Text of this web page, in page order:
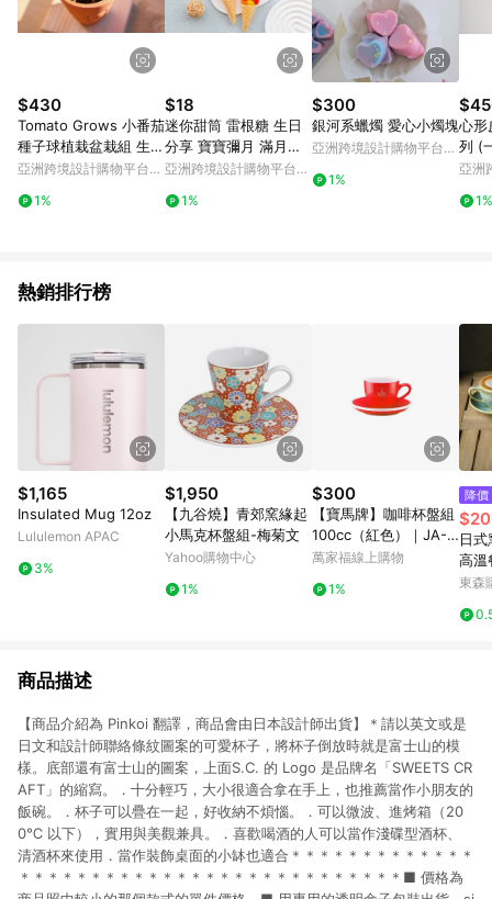
Pinkoi 購物商品資訊頁及購物車標示為準。 10. 點數紅包使用規
則請以點數紅包活動說明為準。 11. 若於 LINE 購物前往 Pinkoi
頁面後才首次下載 Pinkoi APP 並完成訂單，不符合導購資格；承
上，首次下載 Pinkoi APP 後，需透過 LINE 購物前往 Pinkoi 頁
面，方享導購資格。
$430
Tomato Grows 小番茄
種子球植栽盆栽組 生日
禮/感謝禮/畢業禮
亞洲跨境設計購物平台
1%
$18
迷你甜筒 雷根糖 生日
分享 寶寶彌月 滿月宴
工商禮品 活動贈品
亞洲跨境設計購物平台
1%
$300
銀河系蠟燭 愛心小燭塊
亞洲跨境設計購物平台
1%
心形
列 (
亞洲
1%
熱銷排行榜
$1,165
Insulated Mug 12oz
Lululemon APAC
3%
$1,950
【九谷燒】青郊窯緣起
小馬克杯盤組-梅菊文
Yahoo購物中心
1%
$300
【寶馬牌】咖啡杯盤組
100cc（紅色）｜JA-C
100-SET-R
萬家福線上購物
1%
降價
日
高溫
杯宿
東森
商品描述
【商品介紹為 Pinkoi 翻譯，商品會由日本設計師出貨】＊請以英文或是
日文和設計師聯絡條紋圖案的可愛杯子，將杯子倒放時就是富士山的模
樣。底部還有富士山的圖案，上面S.C. 的 Logo 是品牌名「SWEETS CR
AFT」的縮寫。．十分輕巧，大小很適合拿在手上，也推薦當作小朋友的
飯碗。．杯子可以疊在一起，好收納不煩惱。．可以微波、進烤箱（20
0℃ 以下），實用與美觀兼具。．喜歡喝酒的人可以當作淺碟型酒杯、
清酒杯來使用．當作裝飾桌面的小缽也適合＊＊＊＊＊＊＊＊＊＊＊＊＊
＊＊＊＊＊＊＊＊＊＊＊＊＊＊＊＊＊＊＊＊＊＊＊＊＊＊＊■ 價格為